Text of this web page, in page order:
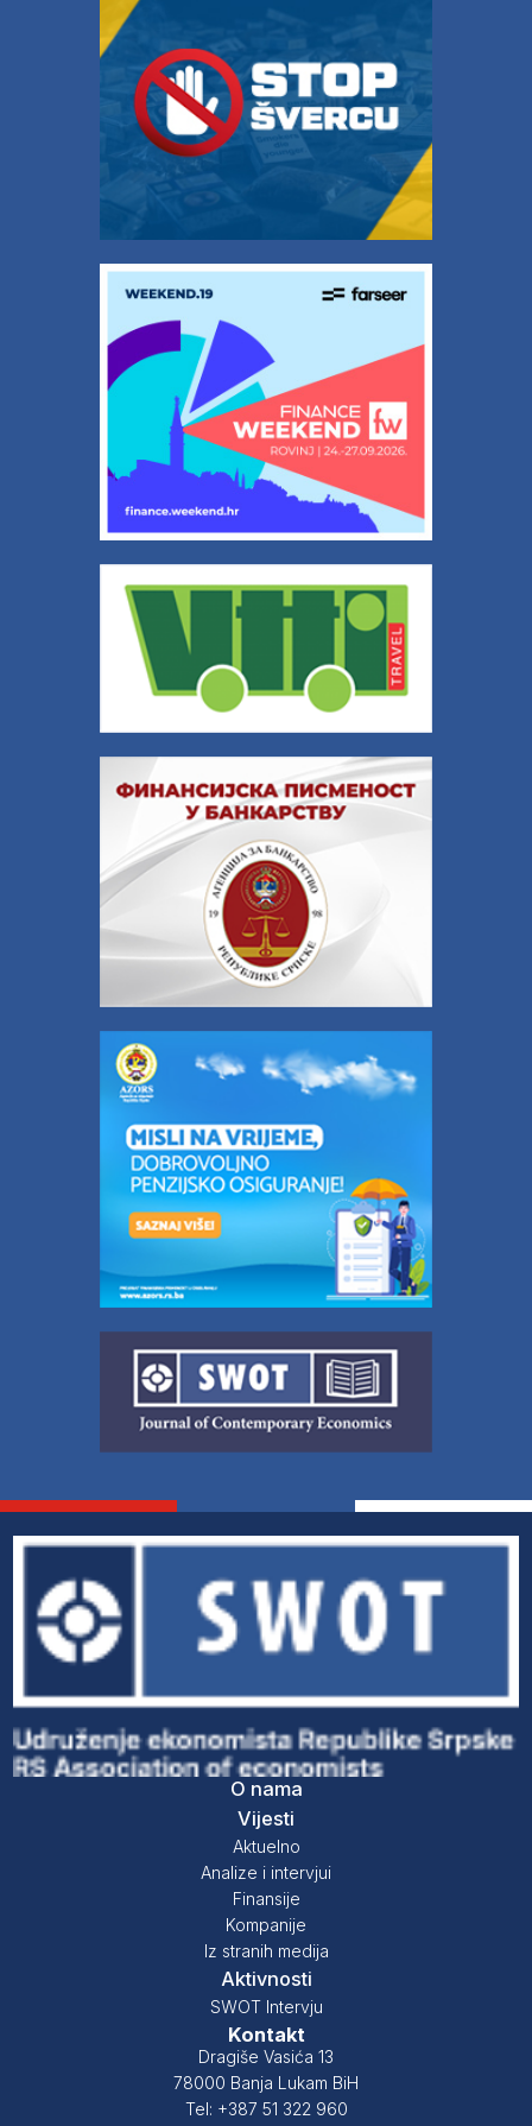
O nama
Vijesti
Aktuelno
Analize i intervjui
Finansije
Kompanije
Iz stranih medija
Aktivnosti
SWOT Intervju
Kontakt
Dragiše Vasića 13
78000 Banja Lukam BiH
Tel: +387 51 322 960